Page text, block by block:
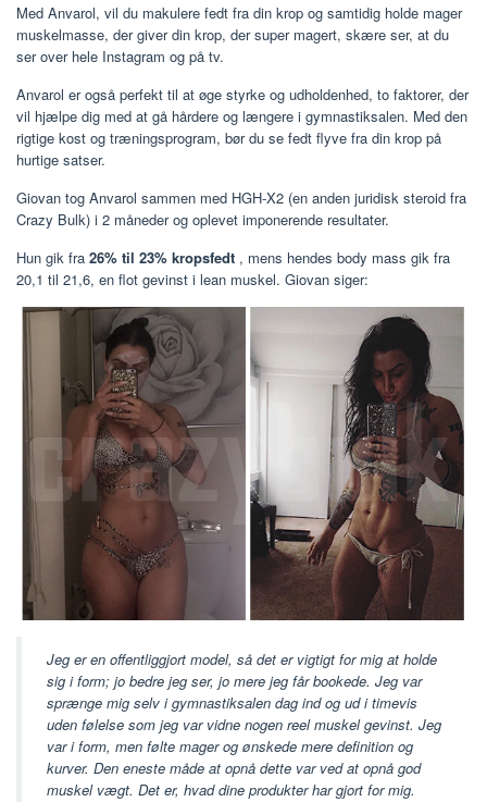
Med Anvarol, vil du makulere fedt fra din krop og samtidig holde mager
muskelmasse, der giver din krop, der super magert, skære ser, at du
ser over hele Instagram og på tv.
Anvarol er også perfekt til at øge styrke og udholdenhed, to faktorer, der
vil hjælpe dig med at gå hårdere og længere i gymnastiksalen. Med den
rigtige kost og træningsprogram, bør du se fedt flyve fra din krop på
hurtige satser.
Giovan tog Anvarol sammen med HGH-X2 (en anden juridisk steroid fra
Crazy Bulk) i 2 måneder og oplevet imponerende resultater.
Hun gik fra 26% til 23% kropsfedt , mens hendes body mass gik fra
20,1 til 21,6, en flot gevinst i lean muskel. Giovan siger:
Jeg er en offentliggjort model, så det er vigtigt for mig at holde
sig i form; jo bedre jeg ser, jo mere jeg får bookede. Jeg var
sprænge mig selv i gymnastiksalen dag ind og ud i timevis
uden følelse som jeg var vidne nogen reel muskel gevinst. Jeg
var i form, men følte mager og ønskede mere definition og
kurver. Den eneste måde at opnå dette var ved at opnå god
muskel vægt. Det er, hvad dine produkter har gjort for mig.